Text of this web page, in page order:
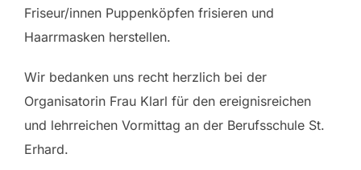
Friseur/innen Puppenköpfen frisieren und
Haarrmasken herstellen.
Wir bedanken uns recht herzlich bei der
Organisatorin Frau Klarl für den ereignisreichen
und lehrreichen Vormittag an der Berufsschule St.
Erhard.